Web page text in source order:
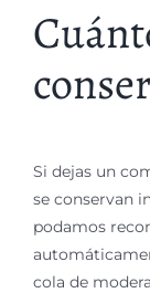
Si dejas un
se conservan
podamos
cola de